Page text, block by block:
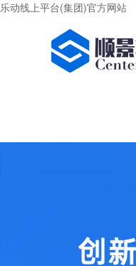
乐动线上平台(集团)官方网站